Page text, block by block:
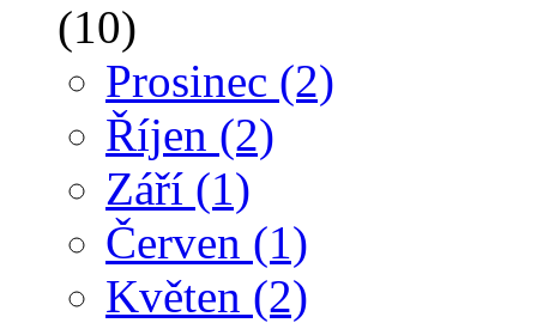
(10)
Prosinec (2)
Říjen (2)
Září (1)
Červen (1)
Květen (2)